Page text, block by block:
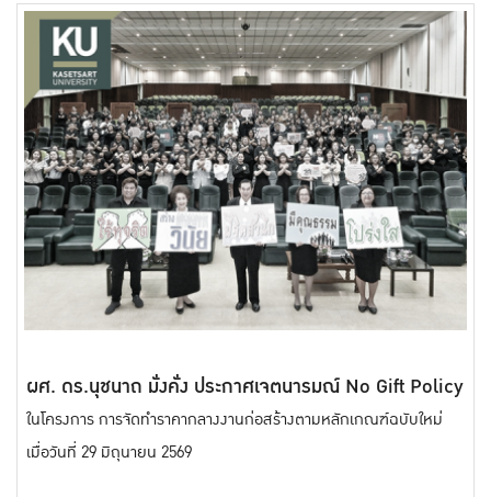
ผศ. ดร.นุชนาถ มั่งคั่ง ประกาศเจตนารมณ์ No Gift Policy
ในโครงการ การจัดทำราคากลางงานก่อสร้างตามหลักเกณฑ์ฉบับใหม่
เมื่อวันที่ 29 มิถุนายน 2569